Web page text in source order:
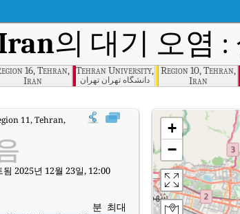
의 대기 오염 :
16, Tehran,
Iran
Tehran University, Tehran
دانشگاه تهران تهران
Region 10, Tehran,
Iran
11, Tehran, Iran실시간 대기질 지수 (AQI).
2025년 12월 23일, 12:00
분 최대
+
−